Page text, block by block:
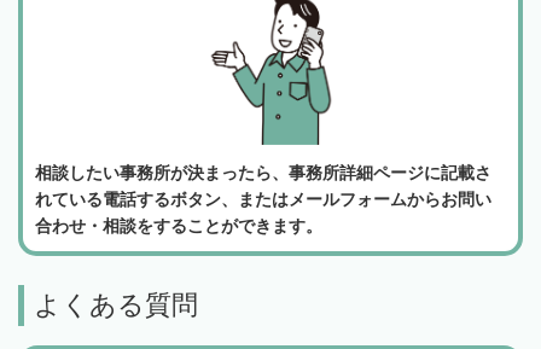
相談したい事務所が決まったら、事務所詳細ページに記載さ
れている電話するボタン、またはメールフォームからお問い
合わせ・相談をすることができます。
よくある質問